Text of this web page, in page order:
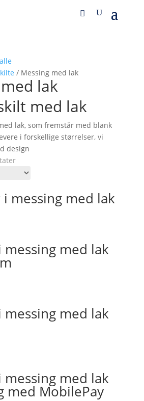
/ Messing med lak
lak
med lak
lak, som fremstår med blank
i forskellige størrelser, vi
design
i messing med lak
med lak
med lak
med lak
med MobilePay